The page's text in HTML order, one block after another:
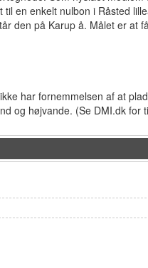
en enkelt nulbon i Råsted
den på Karup å. Målet er at
har fornemmelsen af at
og højvande. (Se DMI.dk for